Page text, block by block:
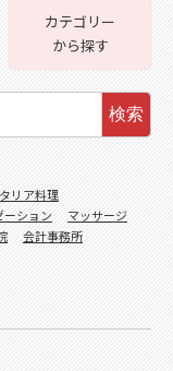
カテゴリー
から探す
検索
リア料理
ーション
マッサージ
会計事務所